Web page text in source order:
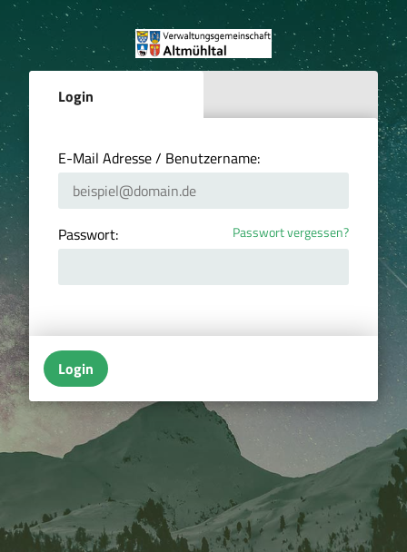
Login
E-Mail Adresse / Benutzername:
Passwort: Passwort vergessen?
Login